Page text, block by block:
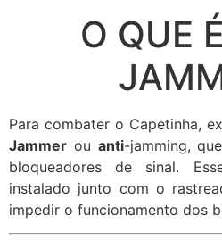
O QUE
Para combater o Capetinha,
Jammer ou anti-jamming,
bloqueadores de sinal.
instalado junto com o
impedir o funcionamento dos